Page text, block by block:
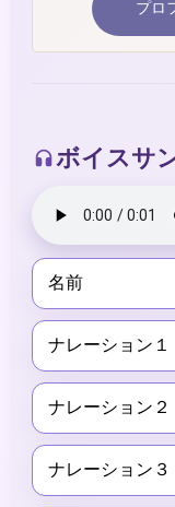
プロ
ボイスサ
名前
ナレーション１
ナレーション２
ナレーション３